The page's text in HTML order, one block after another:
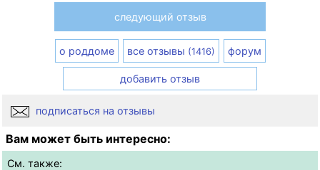
следующий отзыв
о роддоме все отзывы (1416) форум
добавить отзыв
подписаться на отзывы
Вам может быть интересно:
См. также: